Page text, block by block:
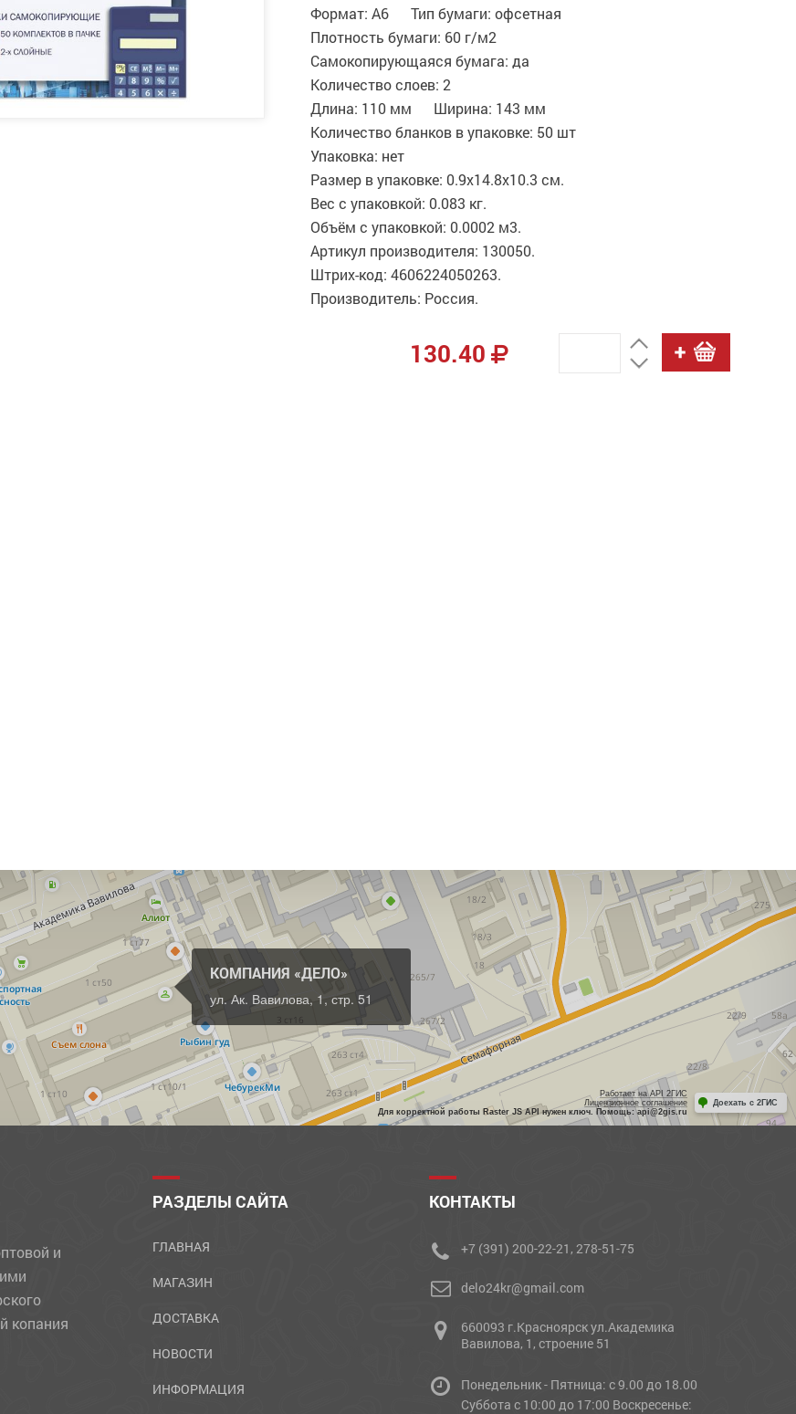
Формат: А6 Тип бумаги: офсетная
Плотность бумаги: 60 г/м2
Самокопирующаяся бумага: да
Количество слоев: 2
Длина: 110 мм Ширина: 143 мм
Количество бланков в упаковке: 50 шт
Упаковка: нет
Размер в упаковке: 0.9x14.8x10.3 см.
Вес с упаковкой: 0.083 кг.
Объём с упаковкой: 0.0002 м3.
Артикул производителя: 130050.
Штрих-код: 4606224050263.
Производитель: Россия.
130.40
КОМПАНИЯ «ДЕЛО»
ул. Ак. Вавилова, 1, стр. 51
Работает на API 2ГИС
Лицензионное соглашение
Для корректной работы Raster JS API нужен ключ. Помощь: api@2gis.ru
Доехать с 2ГИС
и
копания
РАЗДЕЛЫ САЙТА
ГЛАВНАЯ
МАГАЗИН
ДОСТАВКА
НОВОСТИ
ИНФОРМАЦИЯ
КОНТАКТЫ
+7 (391) 200-22-21, 278-51-75
delo24kr@gmail.com
660093 г.Красноярск ул.Академика
Вавилова, 1, строение 51
Понедельник - Пятница: с 9.00 до 18.00
Cуббота с 10:00 до 17:00 Воскресенье: